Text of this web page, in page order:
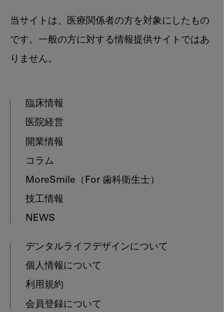
当サイトは、医療関係者の方を対象にしたもの
です。一般の方に対する情報提供サイトではあ
りません。
臨床情報
医院経営
開業情報
コラム
MoreSmile （For 歯科衛生士）
技工情報
NEWS
デンタルライフデザインについて
個人情報について
利用規約
会員登録について